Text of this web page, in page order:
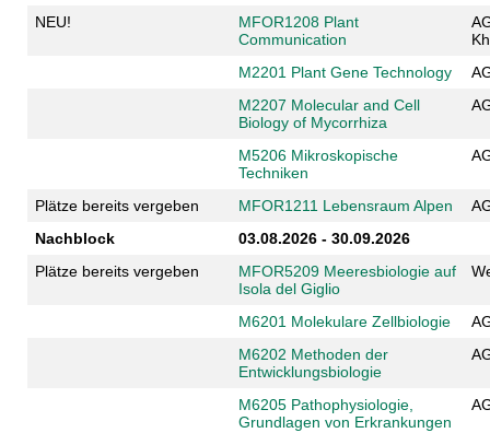
NEU!
MFOR1208 Plant
Communication
M2201 Plant Gene Technology
M2207 Molecular and Cell
Biology of Mycorrhiza
M5206 Mikroskopische
Techniken
Plätze bereits vergeben MFOR1211 Lebensraum Alpen
Nachblock
03.08.2026 - 30.09.2026
Plätze bereits vergeben
MFOR5209 Meeresbiologie auf
Isola del Giglio
M6201 Molekulare Zellbiologie
M6202 Methoden der
Entwicklungsbiologie
M6205 Pathophysiologie,
Grundlagen von Erkrankungen